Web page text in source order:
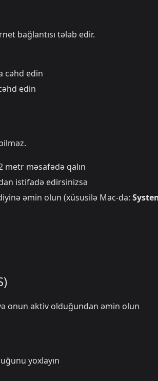
bağlantısı tələb edir.
cəhd edin
edin
məsafədə qalın
istifadə edirsinizsə
əmin olun (xüsusilə Mac-da:
onun aktiv olduğundan əmin olun
yoxlayın